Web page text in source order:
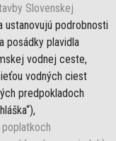
Slovenskej
ustanovujú podrobnosti
posádky plavidla
vodnej ceste,
vodných ciest
predpokladoch